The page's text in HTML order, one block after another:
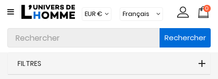
CATÉGORIE
Sous-
Vêtements
Vêtements
0
Rechercher
FILTRES